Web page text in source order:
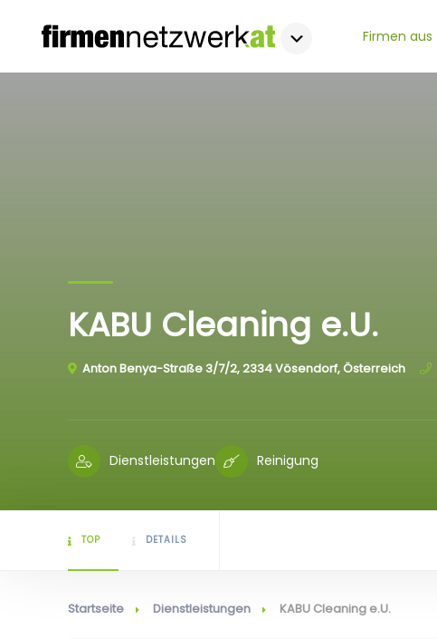
Firmen aus
KABU Cleaning e.U.
Anton Benya-Straße 3/7/2, 2334 Vösendorf, Österreich
Dienstleistungen Reinigung
TOP DETAILS
Startseite Dienstleistungen KABU Cleaning e.U.